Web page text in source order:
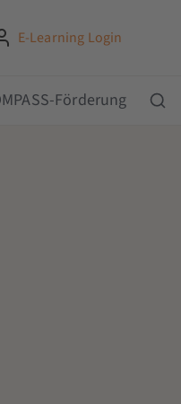
E-Learning Login
Förderung